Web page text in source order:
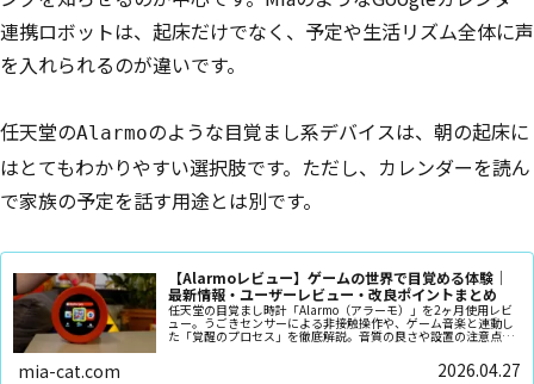
連携ロボットは、起床だけでなく、予定や生活リズム全体に声
を入れられるのが違いです。
任天堂のAlarmoのような目覚まし系デバイスは、朝の起床に
はとてもわかりやすい選択肢です。ただし、カレンダーを読ん
で家族の予定を話す用途とは別です。
【Alarmoレビュー】ゲームの世界で目覚める体験｜
最新情報・ユーザーレビュー・改良ポイントまとめ
任天堂の目覚まし時計「Alarmo（アラーモ）」を2ヶ月使用レビ
ュー。うごきセンサーによる非接触操作や、ゲーム音楽と連動し
た「覚醒のプロセス」を徹底解説。音質の良さや設置の注意点、
睡眠記録の活用法まで。朝が苦手な人が楽しく起きられる理由
mia-cat.com 2026.04.27